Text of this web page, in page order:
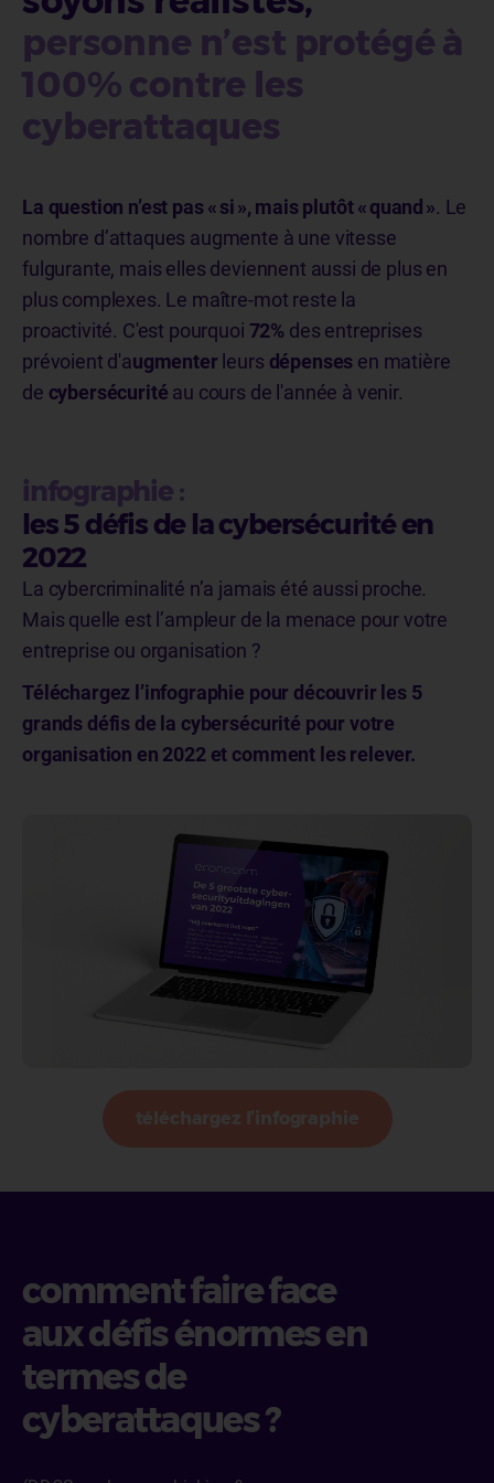
personne n’est protégé à
100% contre les
cyberattaques
La question n’est pas « si », mais plutôt « quand ». Le
nombre d’attaques augmente à une vitesse
fulgurante, mais elles deviennent aussi de plus en
plus complexes. Le maître-mot reste la
proactivité. C'est pourquoi 72% des entreprises
prévoient d'augmenter leurs dépenses en matière
de cybersécurité au cours de l'année à venir.
infographie :
les 5 défis de la cybersécurité en
2022
La cybercriminalité n’a jamais été aussi proche.
Mais quelle est l’ampleur de la menace pour votre
entreprise ou organisation ?
Téléchargez l’infographie pour découvrir les 5
grands défis de la cybersécurité pour votre
organisation en 2022 et comment les relever.
téléchargez l’infographie
comment faire face
aux défis énormes en
termes de
cyberattaques ?